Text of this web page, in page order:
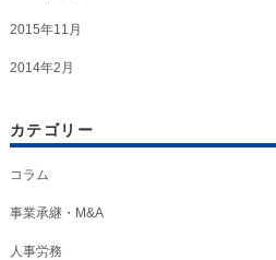
2015年11月
2014年2月
カテゴリー
コラム
事業承継・M&A
人事労務